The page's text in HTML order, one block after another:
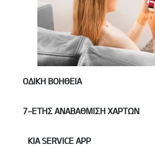
ΟΔΙΚΉ ΒΟΉΘΕΙΑ
7-ΕΤΉΣ ΑΝΑΒΆΘΜΙΣΗ ΧΑΡΤΏΝ
KIA SERVICE APP